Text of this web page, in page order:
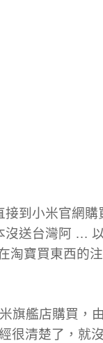
到小米官網
沒送台灣阿 …
淘寶買東西的
旗艦店購買，
很清楚了，就